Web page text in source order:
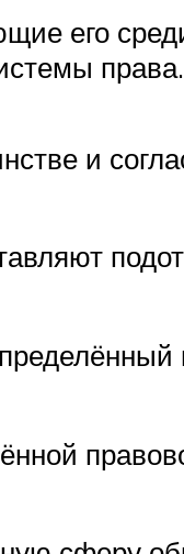
его
права.
и